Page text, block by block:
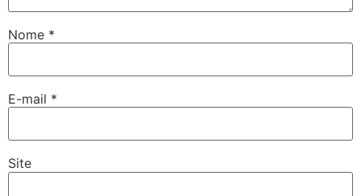
Nome *
E-mail *
Site